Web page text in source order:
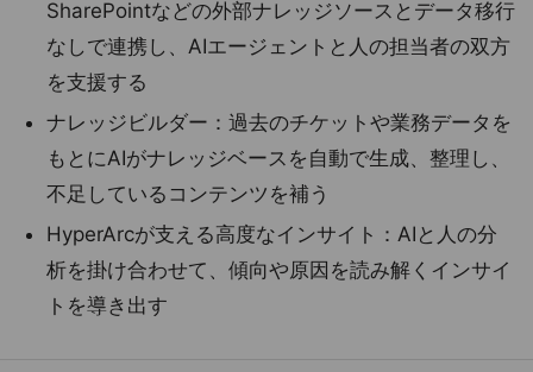
SharePointなどの外部ナレッジソースとデータ移行
なしで連携し、AIエージェントと人の担当者の双方
を支援する
ナレッジビルダー：過去のチケットや業務データを
もとにAIがナレッジベースを自動で生成、整理し、
不足しているコンテンツを補う
HyperArcが支える高度なインサイト：AIと人の分
析を掛け合わせて、傾向や原因を読み解くインサイ
トを導き出す